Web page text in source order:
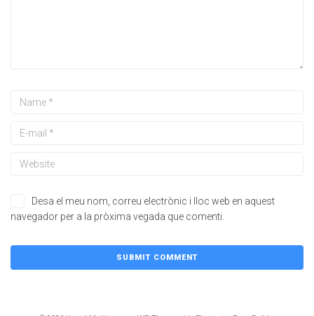
Desa el meu nom, correu electrònic i lloc web en aquest
navegador per a la pròxima vegada que comenti.